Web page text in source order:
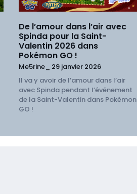
De l’amour dans l’air avec
Spinda pour la Saint-
Valentin 2026 dans
Pokémon GO !
Me5rine_ 29 janvier 2026
Il va y avoir de l’amour dans l’air
avec Spinda pendant l’événement
de la Saint-Valentin dans Pokémon
GO !